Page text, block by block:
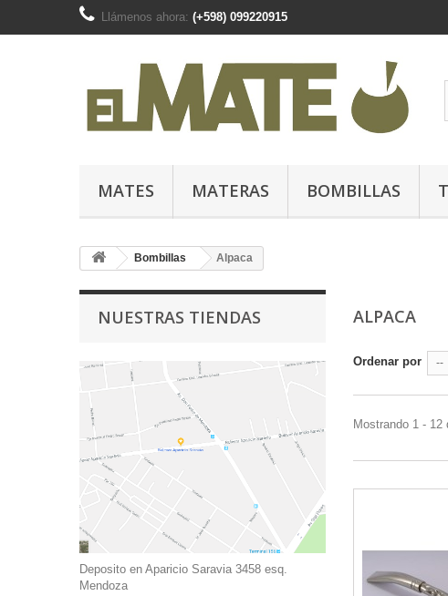
Llámenos ahora: (+598) 099220915
MATES MATERAS BOMBILLAS
Bombillas Alpaca
NUESTRAS TIENDAS
Deposito en Aparicio Saravia 3458 esq.
Mendoza
ALPACA
Ordenar por --
Mostrando 1 - 12